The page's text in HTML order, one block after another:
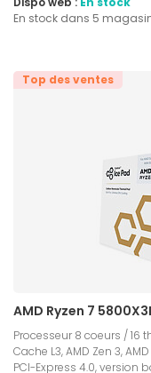
En stock dans 5
Top des ventes
AMD Ryzen 7
Processeur 8 coeurs / 16
Cache L3, AMD Zen 3,
PCI-Express 4.0, version